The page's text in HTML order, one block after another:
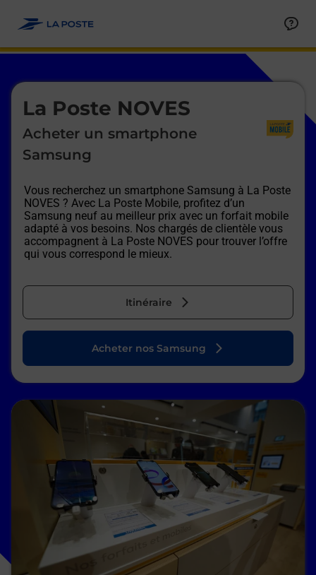
La Poste NOVES
Acheter un smartphone
Samsung
Vous recherchez un smartphone Samsung à La Poste
NOVES ? Avec La Poste Mobile, profitez d’un
Samsung neuf au meilleur prix avec un forfait mobile
adapté à vos besoins. Nos chargés de clientèle vous
accompagnent à La Poste NOVES pour trouver l’offre
qui vous correspond le mieux.
Itinéraire
Le lien s'ouvre dans un nouvel onglet
Acheter nos Samsung